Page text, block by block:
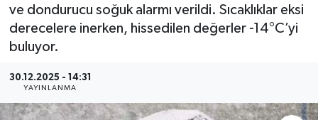
ve dondurucu soğuk alarmı verildi. Sıcaklıklar eksi
derecelere inerken, hissedilen değerler -14°C’yi
buluyor.
30.12.2025 - 14:31
YAYINLANMA
Gündem
Haber